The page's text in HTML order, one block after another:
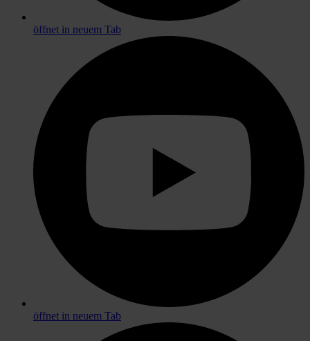
öffnet in neuem Tab
öffnet in neuem Tab